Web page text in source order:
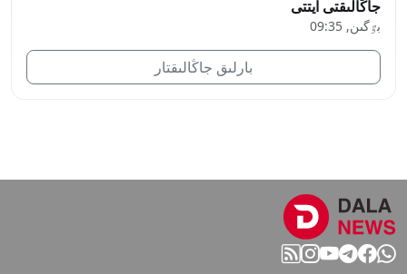
جاڭالىقتى ايتتى
بٷگىن, 09:35
بارلىق جاڭالىقتار